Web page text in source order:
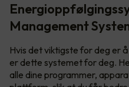
Management
Hvis det viktigste for deg er
er dette systemet for deg.
alle dine programmer,